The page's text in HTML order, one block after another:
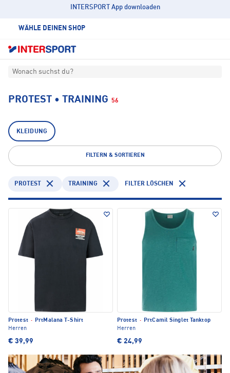
INTERSPORT App downloaden
WÄHLE DEINEN SHOP
Wonach suchst du?
PROTEST • TRAINING 56
KLEIDUNG
FILTERN & SORTIEREN
PROTEST TRAINING FILTER LÖSCHEN
Protest ·
PrtMalana T-Shirt
Herren
€ 39,99
Protest ·
PrtCamil Singlet Tanktop
Herren
€ 24,99